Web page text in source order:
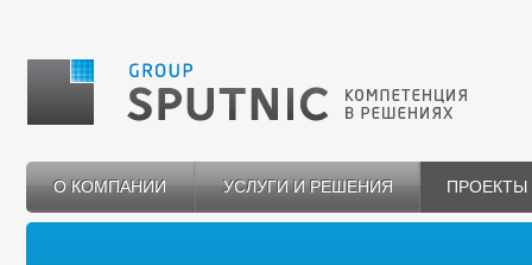
О КОМПАНИИ УСЛУГИ И РЕШЕНИЯ ПРОЕКТЫ